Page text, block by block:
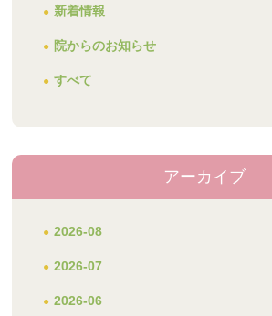
新着情報
院からのお知らせ
すべて
アーカイブ
2026-08
2026-07
2026-06